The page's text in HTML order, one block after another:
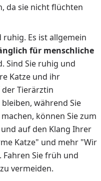
da sie nicht flüchten
Es ist allgemein
für menschliche
Sind Sie ruhig und
Katze und ihr
Tierärztin
während Sie
können Sie zum
auf den Klang Ihrer
Katze" und mehr "Wir
Sie früh und
vermeiden.